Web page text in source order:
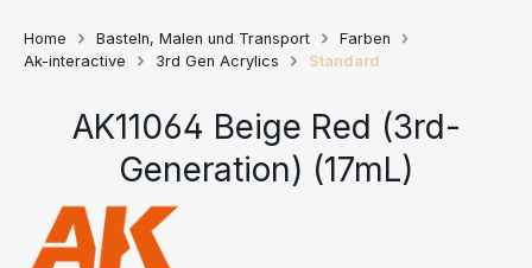
Home Basteln, Malen und Transport
Farben
Ak-interactive
3rd Gen Acrylics Standard
AK11064 Beige Red (3rd-
Generation) (17mL)